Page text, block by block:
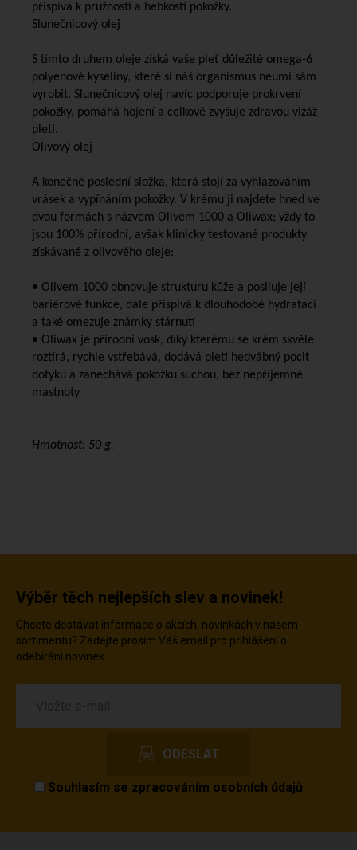
přispívá k pružnosti a hebkosti pokožky.
Slunečnicový olej
S tímto druhem oleje získá vaše pleť důležité omega-6
polyenové kyseliny, které si náš organismus neumí sám
vyrobit. Slunečnicový olej navíc podporuje prokrvení
pokožky, pomáhá hojení a celkově zvyšuje zdravou vizáž
pleti.
Olivový olej
A konečně poslední složka, která stojí za vyhlazováním
vrásek a vypínáním pokožky. V krému ji najdete hned ve
dvou formách s názvem Olivem 1000 a Oliwax; vždy to
jsou 100% přírodní, avšak klinicky testované produkty
získávané z olivového oleje:
• Olivem 1000 obnovuje strukturu kůže a posiluje její
bariérové funkce, dále přispívá k dlouhodobé hydrataci
a také omezuje známky stárnutí
• Oliwax je přírodní vosk, díky kterému se krém skvěle
roztírá, rychle vstřebává, dodává pleti hedvábný pocit
dotyku a zanechává pokožku suchou, bez nepříjemné
mastnoty
Hmotnost: 50 g.
Výběr těch nejlepších slev a novinek!
Chcete dostávat informace o akcích, novinkách v našem
sortimentu? Zadejte prosím Váš email pro přihlášení o
odebírání novinek.
Souhlasím se zpracováním osobních údajů